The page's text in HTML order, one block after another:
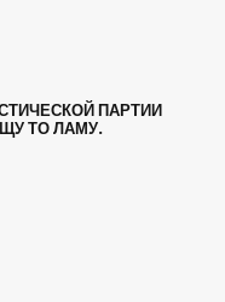
ПАРТИИ
ТО ЛАМУ.